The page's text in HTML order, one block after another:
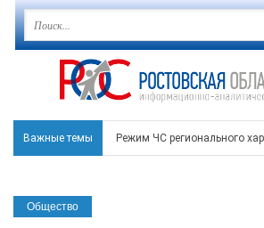
Важные темы Режим ЧС регионального
В Ростове задержан
Общество